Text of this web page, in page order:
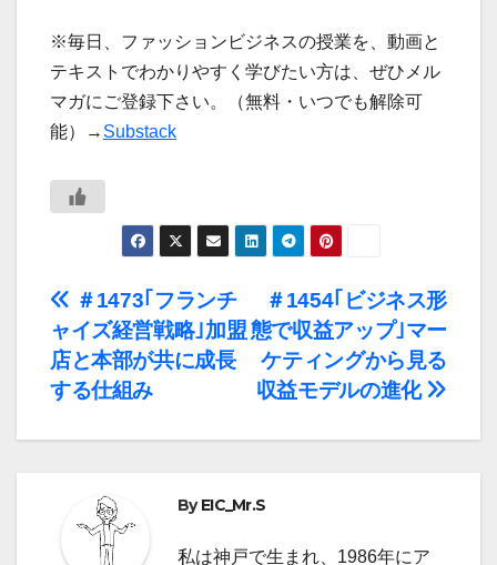
※毎日、ファッションビジネスの授業を、動画と
テキストでわかりやすく学びたい方は、ぜひメル
マガにご登録下さい。（無料・いつでも解除可
能）→ Substack
投
稿
ナ
ビ
ー
＃1454｢ビジネス形
態で収益アップ｣マー
ケティングから見る
収益モデルの進化
＃1473｢フランチ
ャイズ経営戦略｣加盟
店と本部が共に成長
する仕組み
ByEIC_Mr.S
私は神戸で生まれ、1986年にア